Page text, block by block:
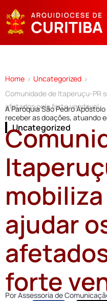
Home > Uncategorized >
Comunidade de Itaperuçu-PR
afetados pelo forte vendaval
A Paróquia São Pedro
receber as doações, atuando
Uncategorized
ajudar
forte
PorAssessoria de